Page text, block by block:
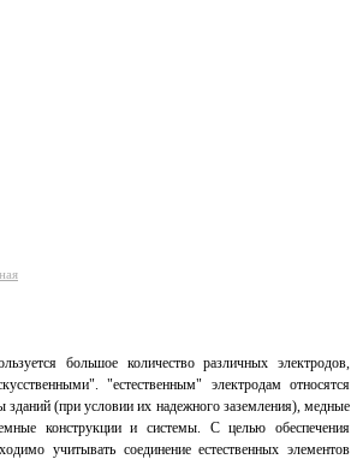
большое количество различных электродов,
"естественным" электродам относятся
(при условии их надежного заземления), медные
конструкции и системы. С целью обеспечения
учитывать соединение естественных элементов